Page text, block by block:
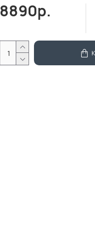
8890р.